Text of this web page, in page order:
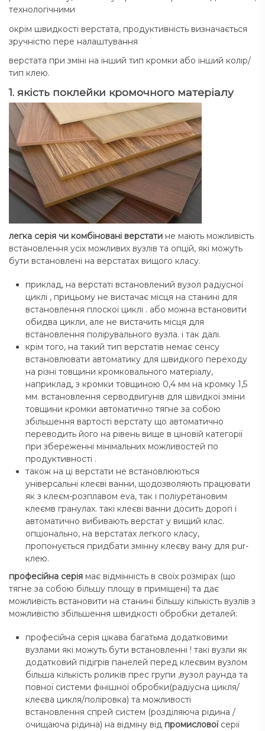
технологічними
окрім швидкості верстата, продуктивність визначається
зручністю пере налаштування
верстата при зміні на інший тип кромки або інший колір/
тип клею.
1. якість поклейки кромочного матеріалу
легка серія чи комбіновані верстати не мають можливість
встановлення усіх можливих вузлів та опцій, які можуть
бути встановлені на верстатах вищого класу.
приклад, на верстаті встановлений вузол радіусної
циклі , прицьому не вистачає місця на станині для
встановлення плоскої циклі . або можна встановити
обидва цикли, але не вистачить місця для
встановлення полірувального вузла. і так далі.
крім того, на такий тип верстатів немає сенсу
встановлювати автоматику для швидкого переходу
на різні товщини кромковального матеріалу,
наприклад, з кромки товщиною 0,4 мм на кромку 1,5
мм. встановлення серводвигунів для швидкої зміни
товщини кромки автоматично тягне за собою
збільшення вартості верстату що автоматично
переводить його на рівень вище в ціновій категорії
при збереженні мінімальних можливостей по
продуктивності .
також на ці верстати не встановлюються
універсальні клеєві ванни, щодозволяють працювати
як з клеєм-розплавом eva, так і поліуретановим
клеємв гранулах. такі клеєві ванни досить дорогі і
автоматично вибивають верстат у вищий клас.
опціонально, на верстатах легкого класу,
пропонується придбати змінну клеєву вану для pur-
клею.
професійна серія має відмінність в своїх розмірах (що
тягне за собою більшу площу в приміщені) та дає
можливість встановити на станині більшу кількість вузлів з
можливістю збільшення швидкості обробки деталей:
професійна серія цікава багатьма додатковими
вузлами які можуть бути встановленні ! такі вузли як
додатковий підігрів панелей перед клеєвим вузлом
більша кількість роликів прес групи ,вузол раунда та
повної системи фінішної обробки(радіусна цикля/
клеєва цикля/поліровка) та можливості
встановлення спрей систем (розділяюча рідина /
очищаюча рідина) на відміну від промисловоїсерії